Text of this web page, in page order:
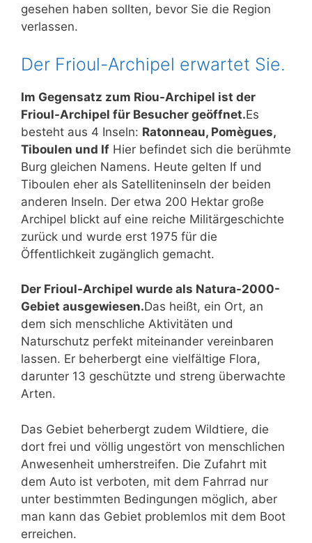
gesehen haben sollten, bevor Sie die Region
verlassen.
Der Frioul-Archipel erwartet Sie.
Im Gegensatz zum Riou-Archipel ist der
Frioul-Archipel für Besucher geöffnet.Es
besteht aus 4 Inseln: Ratonneau, Pomègues,
Tiboulen und If Hier befindet sich die berühmte
Burg gleichen Namens. Heute gelten If und
Tiboulen eher als Satelliteninseln der beiden
anderen Inseln. Der etwa 200 Hektar große
Archipel blickt auf eine reiche Militärgeschichte
zurück und wurde erst 1975 für die
Öffentlichkeit zugänglich gemacht.
Der Frioul-Archipel wurde als Natura-2000-
Gebiet ausgewiesen.Das heißt, ein Ort, an
dem sich menschliche Aktivitäten und
Naturschutz perfekt miteinander vereinbaren
lassen. Er beherbergt eine vielfältige Flora,
darunter 13 geschützte und streng überwachte
Arten.
Das Gebiet beherbergt zudem Wildtiere, die
dort frei und völlig ungestört von menschlichen
Anwesenheit umherstreifen. Die Zufahrt mit
dem Auto ist verboten, mit dem Fahrrad nur
unter bestimmten Bedingungen möglich, aber
man kann das Gebiet problemlos mit dem Boot
erreichen.